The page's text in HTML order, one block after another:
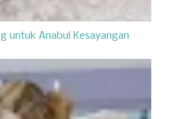
untuk Anabul Kesayangan